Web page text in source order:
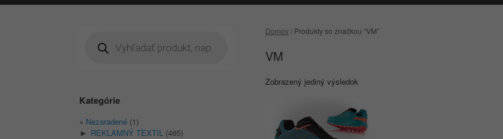
Domov/ Produkty so značkou “VM”
VM
Zobrazený jediný výsledok
search
Kategórie
Nezaradené (1)
► REKLAMNÝ TEXTIL (465)